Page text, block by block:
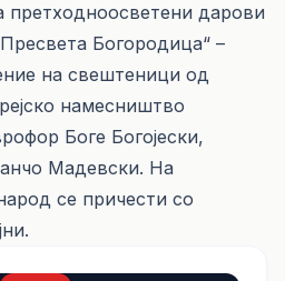
претходноосветени дарови
Богородица“ –
на свештеници од
намесништво
Боге Богојески,
Мадевски. На
се причести со